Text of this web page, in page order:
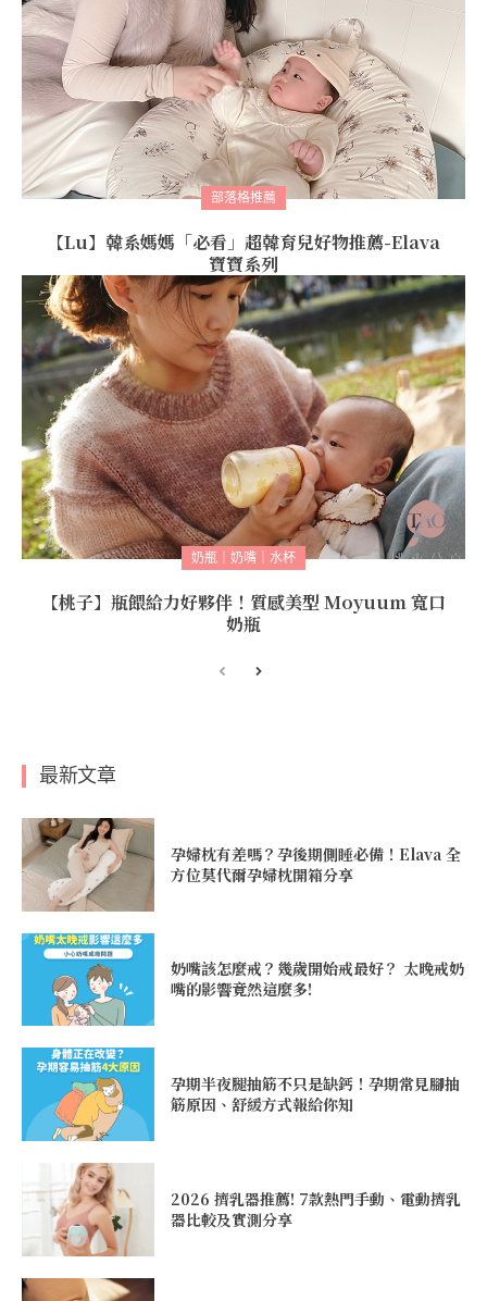
部落格推薦
【Lu】韓系媽媽「必看」超韓育兒好物推薦-Elava
寶寶系列
奶瓶｜奶嘴｜水杯
【桃子】瓶餵給力好夥伴！質感美型 Moyuum 寬口
奶瓶
最新文章
孕婦枕有差嗎？孕後期側睡必備！Elava 全
方位莫代爾孕婦枕開箱分享
奶嘴該怎麼戒？幾歲開始戒最好？ 太晚戒奶
嘴的影響竟然這麼多!
孕期半夜腿抽筋不只是缺鈣！孕期常見腳抽
筋原因、舒緩方式報給你知
2026 擠乳器推薦! 7款熱門手動、電動擠乳
器比較及實測分享